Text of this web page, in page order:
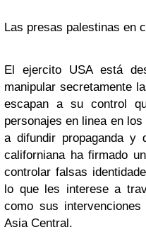
Las presas palestinas en
El ejercito USA está
manipular secretamente
escapan a su control
personajes en linea en
a difundir propaganda y
californiana ha firmado
controlar falsas
lo que les interese a
como sus
Asia Central.